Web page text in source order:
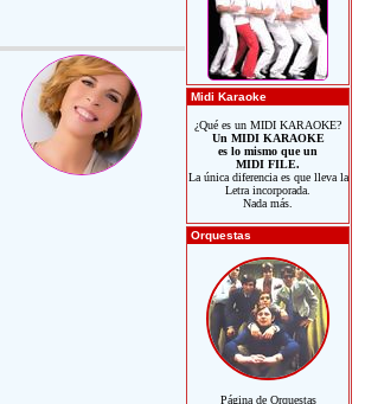
Midi Karaoke
¿Qué es un MIDI KARAOKE?
Un MIDI KARAOKE
es lo mismo que un
MIDI FILE.
La única diferencia es que lleva la
Letra incorporada.
Nada más.
Orquestas
Página de Orquestas